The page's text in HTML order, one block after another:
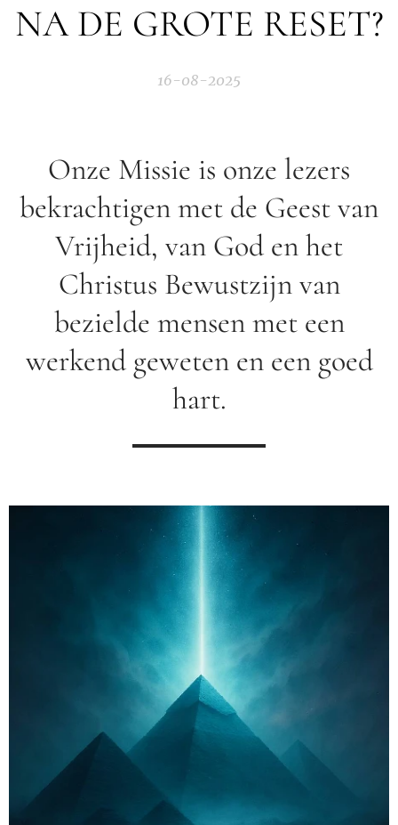
NA DE GROTE RESET?
16-08-2025
Onze Missie is onze lezers
bekrachtigen met de Geest van
Vrijheid, van God en het
Christus Bewustzijn van
bezielde mensen met een
werkend geweten en een goed
hart.